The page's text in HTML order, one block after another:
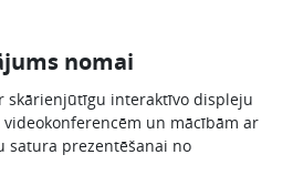
nomai
skārienjūtīgu interaktīvo displeju
un mācībām ar
satura prezentēšanai no